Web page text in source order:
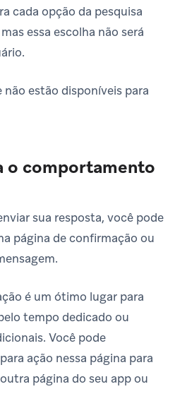
cada opção da pesquisa
essa escolha não será
não estão disponíveis para
o comportamento
sua resposta, você pode
página de confirmação ou
é um ótimo lugar para
tempo dedicado ou
Você pode
ação nessa página para
página do seu app ou